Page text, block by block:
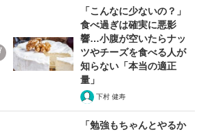
「こんなに少ないの？」
食べ過ぎは確実に悪影
響…小腹が空いたらナッ
ツやチーズを食べる人が
知らない「本当の適正
量」
下村 健寿
「勉強もちゃんとやるか